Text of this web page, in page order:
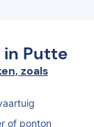
Putte
zoals
of ponton